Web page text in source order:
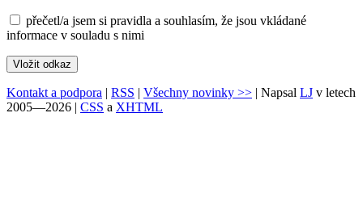
přečetl/a jsem si pravidla a souhlasím, že jsou vkládané
informace v souladu s nimi
Kontakt a podpora RSS Všechny novinky >> | Napsal LJ v letech
2005—2026 | CSS a XHTML